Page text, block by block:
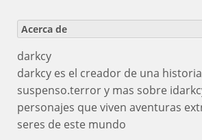
Acerca de
darkcy
darkcy es el creador de una
suspenso.terror y mas sobre
personajes que viven aventuras
seres de este mundo